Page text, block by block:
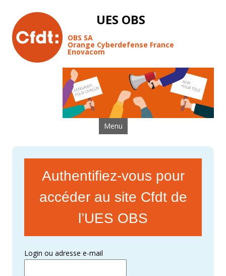
UES OBS
OBS SA
Orange Cyberdefense France
Enovacom
Menu Aller au contenu
Authentifiez-vous pour
accéder au site Cfdt de
l’UES OBS
Login ou adresse e-mail